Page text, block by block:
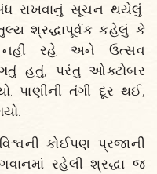
રાખવાનું સૂચન થયેલું.
શ્રદ્ધાપૂર્વક કહેલું કે
નહીં રહે અને ઉત્સવ
હતું, પરંતુ ઓક્ટોબર
પાણીની તંગી દૂર થઈ,
કોઈપણ પ્રજાની
રહેલી શ્રદ્ધા જ